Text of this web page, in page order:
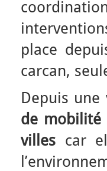
place
carcan,
Depuis une
de mobilité
villes car